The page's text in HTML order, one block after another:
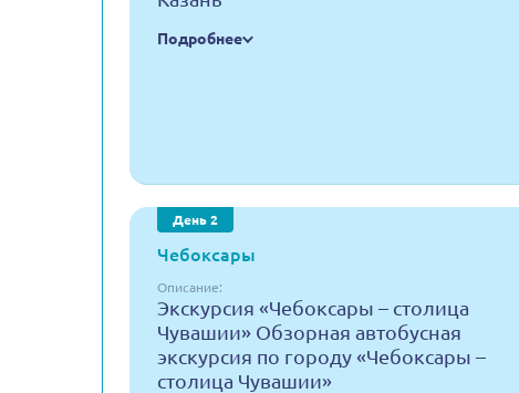
Подробнее
День 2
Чебоксары
Описание:
Экскурсия «Чебоксары – столица
Чувашии» Обзорная автобусная
экскурсия по городу «Чебоксары –
столица Чувашии»